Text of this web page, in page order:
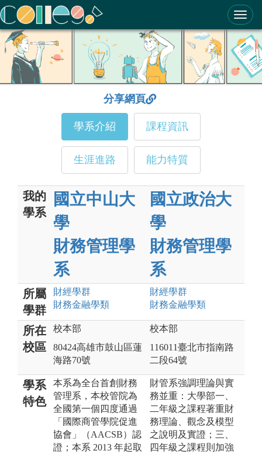
ColleGo! 大學選才與高中育才輔助系統
分享網頁
學系介紹 課程資訊
生涯進路 能力特質
我的
學系
國立中山大
學
財務管理學
系
國立政治大
學
財務管理學
系
所屬
學群
財經學群
財務金融學類
財經學群
財務金融學類
所在
校區
校本部
80424高雄市鼓山區蓮
海路70號
校本部
116011臺北市指南路
二段64號
學系
特色
本系為全台首創財務
管理系，本校管院為
全國第一個四度通過
「國際商管學院促進
協會」（AACSB）認
證；本系 2013 年起取
財管系強調理論與實
務並重：大學部一、
二年級之課程著重財
務理論、觀念及模型
之說明及實證；三、
四年級之課程則加強